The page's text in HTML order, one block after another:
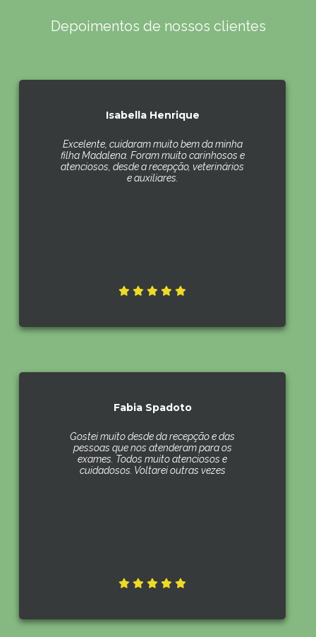
Depoimentos de nossos clientes
Isabella Henrique
Excelente, cuidaram muito bem da minha
filha Madalena. Foram muito carinhosos e
atenciosos, desde a recepção, veterinários
e auxiliares.
Fabia Spadoto
Gostei muito desde da recepção e das
pessoas que nos atenderam para os
exames. Todos muito atenciosos e
cuidadosos. Voltarei outras vezes